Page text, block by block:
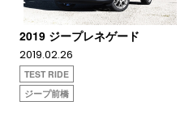
2019 ジープレネゲード
2019.02.26
TEST RIDE
ジープ前橋